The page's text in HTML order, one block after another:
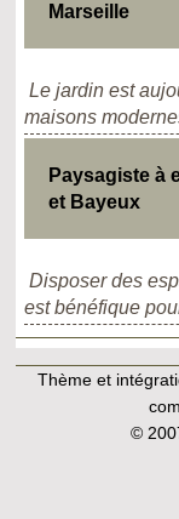
Marseille
Le jardin est
maisons
Paysagiste à
et Bayeux
Disposer des
est bénéfique
Thème et
©